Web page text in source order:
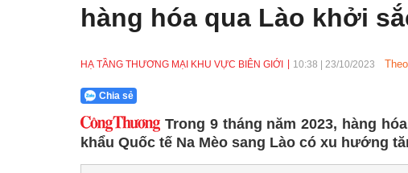
hàng hóa qua Lào khởi
HẠ TẦNG THƯƠNG MẠI KHU VỰC BIÊN GIỚI 10:38 23/10/2023
Chia sẻ
Trong 9 tháng năm 2023, hàng
khẩu Quốc tế Na Mèo sang Lào có xu hướng